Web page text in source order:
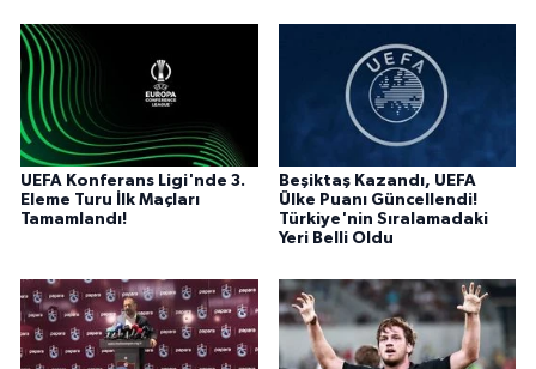
UEFA Konferans Ligi'nde 3.
Eleme Turu İlk Maçları
Tamamlandı!
Beşiktaş Kazandı, UEFA
Ülke Puanı Güncellendi!
Türkiye'nin Sıralamadaki
Yeri Belli Oldu